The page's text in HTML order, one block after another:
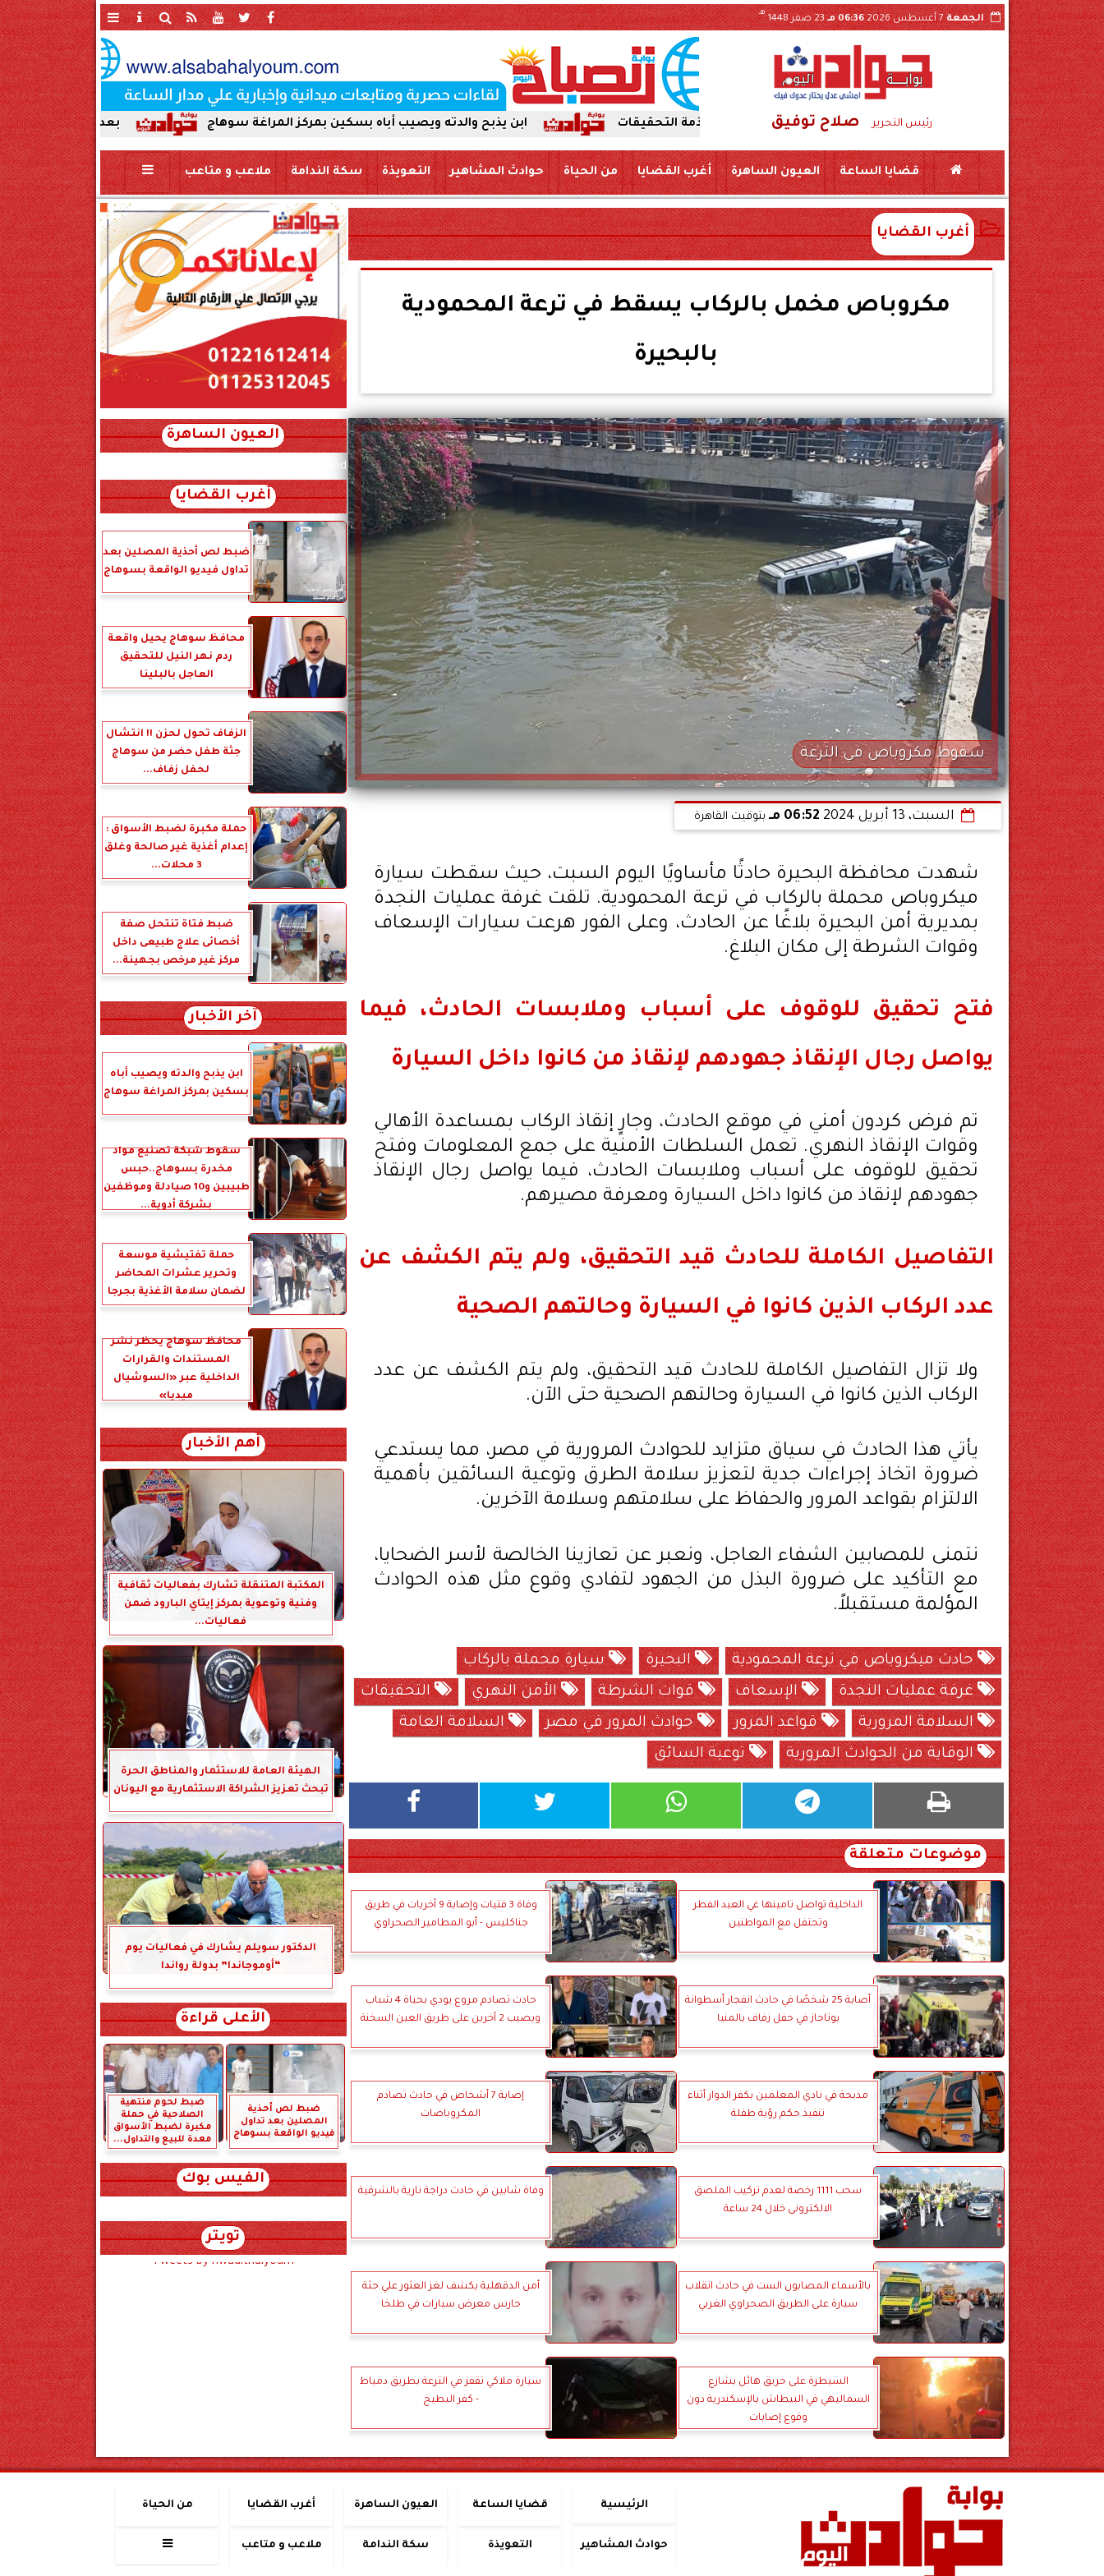
الجمعة7 أغسطس 2026 06:36 مـ 23 صفر 1448
هـ
رئيس التحرير صلاح توفيق بعد ضبط حمير مذبوحة في ابن يذبح والدته ويصيب أباه بسكين بمركز المراغة سوهاج على ذمة التحقيقات
قضايا الساعة العيون الساهرة أغرب القضايا من الحياة حوادث المشاهير التعويذة سكة الندامة ملاعب و متاعب
أغرب القضايا
مكروباص مخمل بالركاب يسقط في ترعة المحمودية
بالبحيرة
سقوط مكروباص في الترعة
السبت، 13 أبريل 2024 06:52 مـ بتوقيت القاهرة
شهدت محافظة البحيرة حادثًا مأساويًا اليوم السبت، حيث سقطت سيارة
ميكروباص محملة بالركاب في ترعة المحمودية. تلقت غرفة عمليات النجدة
بمديرية أمن البحيرة بلاغًا عن الحادث، وعلى الفور هرعت سيارات الإسعاف
وقوات الشرطة إلى مكان البلاغ.
فتح تحقيق للوقوف على أسباب وملابسات الحادث، فيما
يواصل رجال الإنقاذ جهودهم لإنقاذ من كانوا داخل السيارة
تم فرض كردون أمني في موقع الحادث، وجارٍ إنقاذ الركاب بمساعدة الأهالي
وقوات الإنقاذ النهري. تعمل السلطات الأمنية على جمع المعلومات وفتح
تحقيق للوقوف على أسباب وملابسات الحادث، فيما يواصل رجال الإنقاذ
جهودهم لإنقاذ من كانوا داخل السيارة ومعرفة مصيرهم.
التفاصيل الكاملة للحادث قيد التحقيق، ولم يتم الكشف عن
عدد الركاب الذين كانوا في السيارة وحالتهم الصحية
ولا تزال التفاصيل الكاملة للحادث قيد التحقيق، ولم يتم الكشف عن عدد
الركاب الذين كانوا في السيارة وحالتهم الصحية حتى الآن.
يأتي هذا الحادث في سياق متزايد للحوادث المرورية في مصر، مما يستدعي
ضرورة اتخاذ إجراءات جدية لتعزيز سلامة الطرق وتوعية السائقين بأهمية
الالتزام بقواعد المرور والحفاظ على سلامتهم وسلامة الآخرين.
نتمنى للمصابين الشفاء العاجل، ونعبر عن تعازينا الخالصة لأسر الضحايا،
مع التأكيد على ضرورة البذل من الجهود لتفادي وقوع مثل هذه الحوادث
المؤلمة مستقبلاً.
حادث ميكروباص في ترعة المحمودية البحيرة
سيارة محملة بالركاب
غرفة عمليات النجدة
الإسعاف قوات الشرطة الأمن النهري
التحقيقات
السلامة المرورية
قواعد المرور حوادث المرور في مصر
السلامة العامة
الوقاية من الحوادث المرورية
توعية السائق
موضوعات متعلقة
الداخلية تواصل تامينها غي العيد الفطر
وتحتفل مع المواطنين
وفاة 3 فتيات وإصابة 9 آخريات في طريق
جناكليس - أبو المطامير الصحراوي
أصابة 25 شخصًا في حادث انفجار أسطوانة
بوتاجاز في حفل زفاف بالمنيا
حادث تصادم مروع يودي بحياة 4 شباب
ويصيب 2 آخرين على طريق العين السخنة
مذبحة في نادي المعلمين بكفر الدوار أثناء
تنفيذ حكم رؤية طفلة
إصابة 7 أشخاص في حادث تصادم
المكروباصات
سحب 1111 رخصة لعدم تركيب الملصق
الالكترونى خلال 24 ساعة
وفاة شابين في حادث دراجة نارية بالشرقية
بالأسماء المصابون الست في حادث انقلاب
سيارة على الطريق الصحراوي الغربي
أمن الدقهلية يكشف لغز العثور علي جثة
حارس معرض سيارات في طلخا
السيطرة على حريق هائل بشارع
السماليهي في البيطاش بالإسكندرية دون
وقوع إصابات
سيارة ملاكي تقفز في الترعة بطريق دمياط
- كفر البطيخ
العيون الساهرة
xml_json/rss/~12.xml x0n not found
أغرب القضايا
ضبط لص أحذية المصلين بعد
تداول فيديو الواقعة بسوهاج
محافظ سوهاج يحيل واقعة
ردم نهر النيل للتحقيق
العاجل بالبلينا
الزفاف تحول لحزن !! انتشال
جثة طفل حضر من سوهاج
لحفل زفاف...
حملة مكبرة لضبط الأسواق :
إعدام أغذية غير صالحة وغلق
3 محلات...
ضبط فتاة تنتحل صفة
أخصائى علاج طبيعى داخل
مركز غير مرخص بجهينة...
آخر الأخبار
ابن يذبح والدته ويصيب أباه
بسكين بمركز المراغة سوهاج
سقوط شبكة تصنيع مواد
مخدرة بسوهاج..حبس
طبيبين و10 صيادلة وموظفين
بشركة أدوية...
حملة تفتيشية موسعة
وتحرير عشرات المحاضر
لضمان سلامة الأغذية بجرجا
محافظ سوهاج يحظر نشر
المستندات والقرارات
الداخلية عبر «السوشيال
ميديا»
أهم الأخبار
المكتبة المتنقلة تشارك بفعاليات ثقافية
وفنية وتوعوية بمركز إيتاي البارود ضمن
فعاليات...
الهيئة العامة للاستثمار والمناطق الحرة
تبحث تعزيز الشراكة الاستثمارية مع اليونان
الدكتور سويلم يشارك في فعاليات يوم
“أوموجاندا” بدولة رواندا
الأعلى قراءة
ضبط لص أحذية
المصلين بعد تداول
فيديو الواقعة بسوهاج
ضبط لحوم منتهية
الصلاحية في حملة
مكبرة لضبط الأسواق
معدة للبيع والتداول...
الفيس بوك
تويتر
Tweets by hwadithalyoum
الرئيسية قضايا الساعة العيون الساهرة أغرب القضايا من الحياة
حوادث المشاهير التعويذة سكة الندامة ملاعب و متاعب 